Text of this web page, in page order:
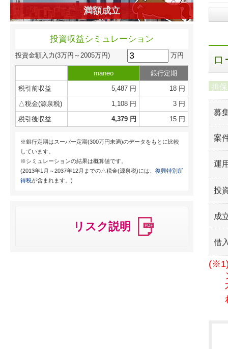
満額成立
投資収益シミュレーション
投資金額入力(3万円～2005万円) 万円
maneo
銀行定期
税引前収益
5,487 円
18 円
△税金(源泉税)
1,108 円
3 円
税引後収益
4,379 円 15 円
※銀行定期はスーパー定期(300万円未満)のデータをもとに比較
しています。
※シミュレーションの結果は概算値です。
(2013年1月～2037年12月までの△税金(源泉税)には、 復興特別所
得税が含まれます。)
リスク説明
担
募
案
運
投
成
借
(※1)